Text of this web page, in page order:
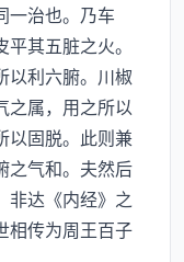
一治也。乃车
其五脏之火。
以利六腑。川椒
之属，用之所以
以固脱。此则兼
之气和。夫然后
非达《内经》之
相传为周王百子